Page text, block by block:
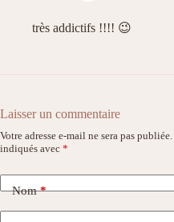
très addictifs !!!! 😉
Laisser un commentaire
Votre adresse e-mail ne sera pas publiée.
indiqués avec *
Nom*